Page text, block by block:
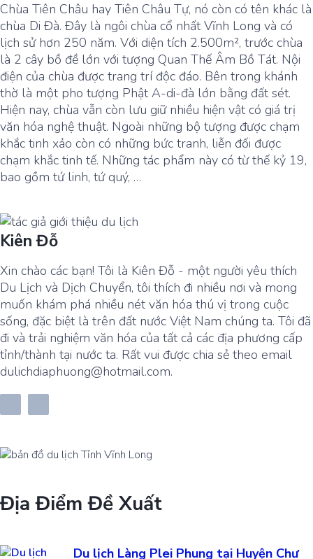
Chùa Tiên Châu hay Tiên Châu Tự, nó còn có tên khác là
chùa Di Đà. Đây là ngôi chùa cổ nhất Vĩnh Long và có
lịch sử hơn 250 năm. Với diện tích 2.500m², trước chùa
là 2 cây bồ đề lớn với tượng Quan Thế Âm Bồ Tát. Nội
điện của chùa được trang trí độc đáo. Bên trong khánh
thờ là một pho tượng Phật A-di-đà lớn bằng đất sét.
Hiện nay, chùa vẫn còn lưu giữ nhiều hiện vật có giá trị
văn hóa nghệ thuật. Ngoài những bộ tượng được chạm
khắc tinh xảo còn có những bức tranh, liễn đối được
chạm khắc tinh tế. Những tác phẩm này có từ thế kỷ 19,
bao gồm tứ linh, tứ quý, …
Kiên Đỗ
Xin chào các bạn! Tôi là Kiên Đỗ - một người yêu thích
Du Lịch và Dịch Chuyển, tôi thích đi nhiều nơi và mong
muốn khám phá nhiều nét văn hóa thú vị trong cuộc
sống, đặc biệt là trên đất nước Việt Nam chúng ta. Tôi đã
đi và trải nghiệm văn hóa của tất cả các địa phương cấp
tỉnh/thành tại nước ta. Rất vui được chia sẻ theo email
dulichdiaphuong@hotmail.com.
Địa Điểm Đề Xuất
Du lịch Làng Plei Phung tại Huyện Chư